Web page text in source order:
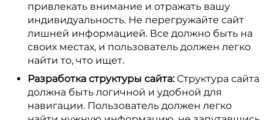
привлекать внимание и отражать вашу
индивидуальность. Не перегружайте сайт
лишней информацией. Все должно быть на
своих местах, и пользователь должен легко
найти то, что ищет.
Разработка структуры сайта:Структура сайта
должна быть логичной и удобной для
навигации. Пользователь должен легко